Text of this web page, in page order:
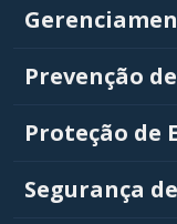
Prevenção
Proteção de
Segurança